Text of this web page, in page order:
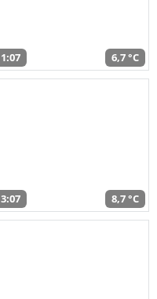
6,7 °C
8,7 °C